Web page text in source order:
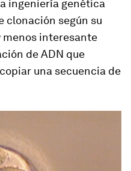
ingeniería genética
clonación según su
interesante
de ADN que
una secuencia de